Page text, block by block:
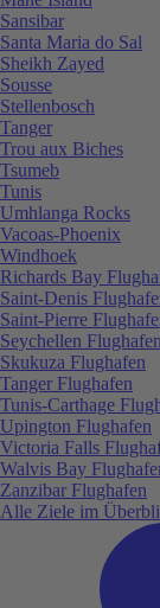
Sansibar
Santa Maria do Sal
Sheikh Zayed
Sousse
Stellenbosch
Tanger
Trou aux Biches
Tsumeb
Tunis
Umhlanga Rocks
Vacoas-Phoenix
Windhoek
Richards Bay
Saint-Denis
Saint-Pierre
Seychellen
Skukuza Flughafen
Tanger Flughafen
Tunis-Carthage
Upington Flughafen
Victoria Falls
Walvis Bay
Zanzibar Flughafen
Alle Ziele im